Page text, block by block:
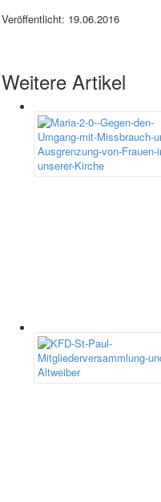
Veröffentlicht: 19.06.2016
Weitere Artikel